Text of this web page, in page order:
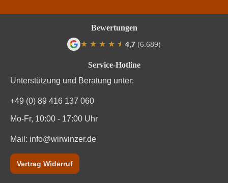
Service-Hotline
Unterstützung und Beratung unter:
+49 (0) 89 416 137 060
Mo-Fr, 10:00 - 17:00 Uhr
Mail: info@wirwinzer.de
Vertrag Widerruf
Bewertungen
★ ★ ★ ★ ★
★ 4,7 (6.689)